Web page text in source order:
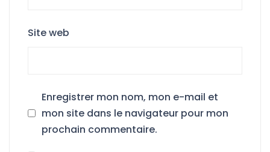
Site web
Enregistrer mon nom, mon e-mail et
mon site dans le navigateur pour mon
prochain commentaire.